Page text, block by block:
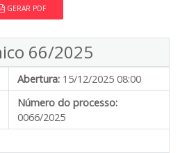
GERAR PDF
66/2025
Abertura: 15/12/2025 08:00
Número do processo:
0066/2025